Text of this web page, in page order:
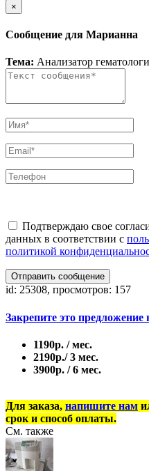
×
Сообщение для Марианна
Тема: Анализатор
Подтверждаю свое
данных в соответствии с
политикой
Отправить сообщение
id: 25308, просмотров: 157
Закрепите это предложение
1190р. / мес.
2190р./ 3 мес.
3900р. / 6 мес.
Для заказа, напишите нам
срок и способ оплаты.
См. также